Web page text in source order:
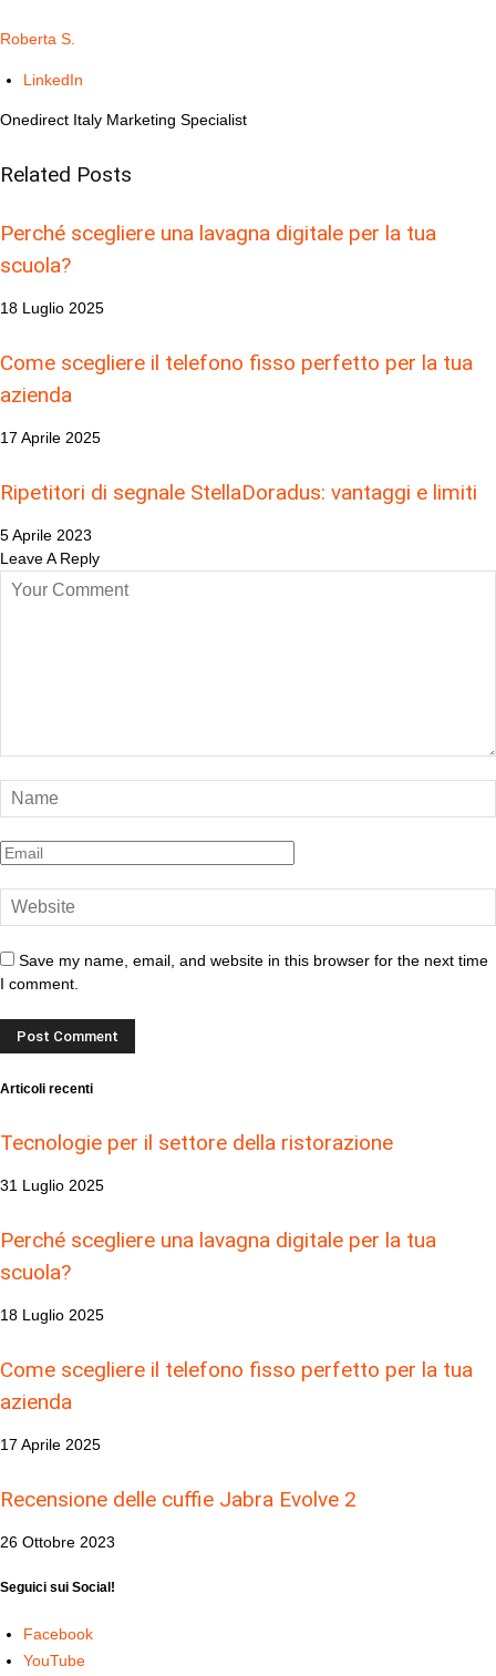
Roberta S.
LinkedIn
Onedirect Italy Marketing Specialist
Related Posts
Perché scegliere una lavagna digitale per la tua
scuola?
18 Luglio 2025
Come scegliere il telefono fisso perfetto per la tua
azienda
17 Aprile 2025
Ripetitori di segnale StellaDoradus: vantaggi e limiti
5 Aprile 2023
Leave A Reply
Save my name, email, and website in this browser for the next time
I comment.
Articoli recenti
Tecnologie per il settore della ristorazione
31 Luglio 2025
Perché scegliere una lavagna digitale per la tua
scuola?
18 Luglio 2025
Come scegliere il telefono fisso perfetto per la tua
azienda
17 Aprile 2025
Recensione delle cuffie Jabra Evolve 2
26 Ottobre 2023
Seguici sui Social!
Facebook
YouTube